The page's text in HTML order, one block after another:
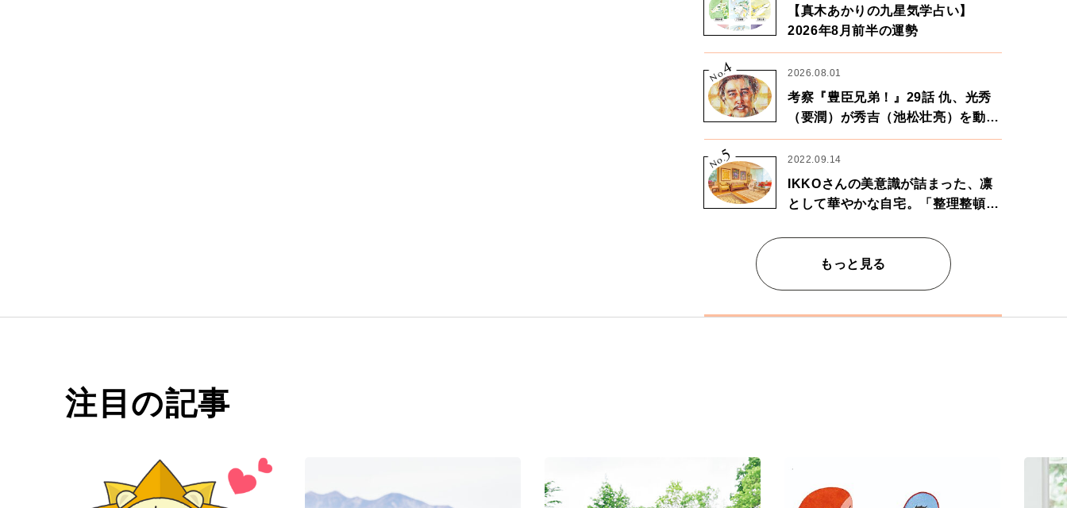
【真木あかりの九星気学占い】
2026年8月前半の運勢
No.
4 2026.08.01
考察『豊臣兄弟！』29話 仇、光秀
（要潤）が秀吉（池松壮亮）を動か
す。天下に向けた兄弟の分岐点。
No.
5 2022.09.14
IKKOさんの美意識が詰まった、凛
として華やかな自宅。「整理整頓は
もっと見る
注目の記事